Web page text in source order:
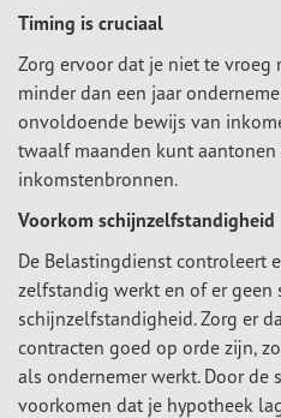
Timing is cruciaal
Zorg ervoor dat je niet te vroeg
minder dan een jaar
onvoldoende bewijs van
twaalf maanden kunt
inkomstenbronnen.
Voorkom schijnzelfstandigheid
De Belastingdienst controleert
zelfstandig werkt en of er geen
schijnzelfstandigheid. Zorg er
contracten goed op orde zijn,
als ondernemer werkt. Door de
voorkomen dat je hypotheek